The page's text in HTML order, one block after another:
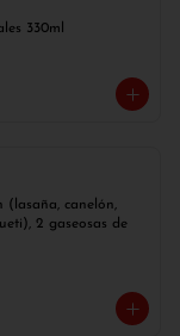
330ml
(lasaña, canelón,
2 gaseosas de